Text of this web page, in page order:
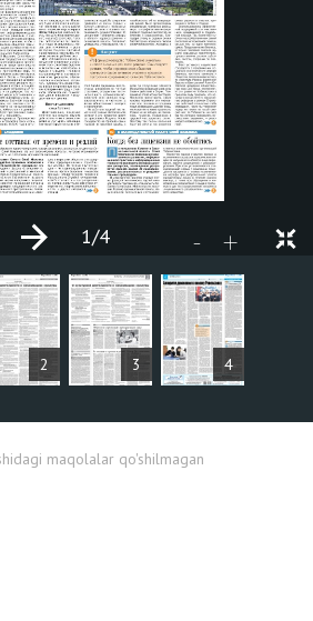
2 3 4
- +
1/4
maqolalar qo'shilmagan